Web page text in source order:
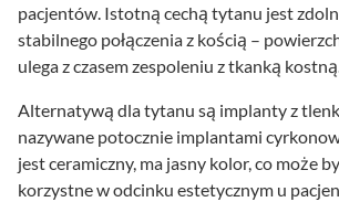
pacjentów. Istotną cechą tytanu jest
stabilnego połączenia z kością –
ulega z czasem zespoleniu z tkanką
Alternatywą dla tytanu są implanty z
nazywane potocznie implantami
jest ceramiczny, ma jasny kolor, co może
korzystne w odcinku estetycznym u